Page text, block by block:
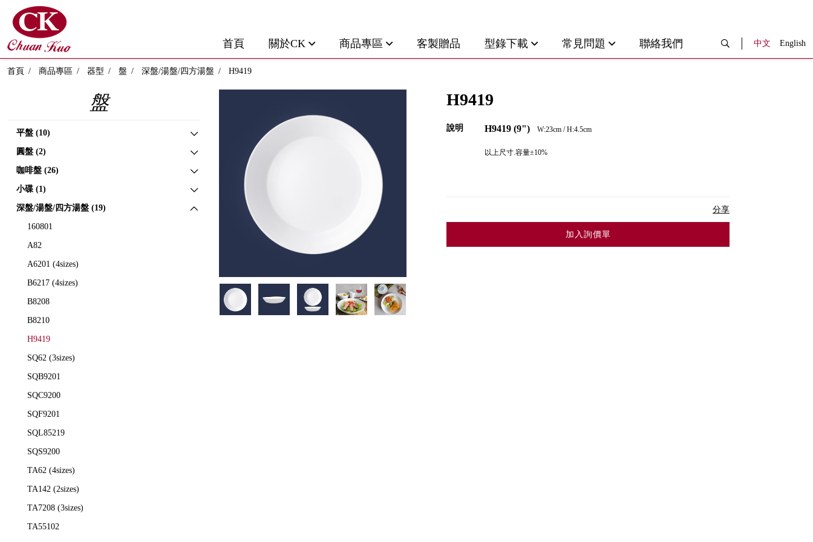
首頁 關於CK 商品專區 客製贈品 型錄下載 常見問題 聯絡我們 中文 English
首頁 商品專區 器型 盤 深盤/湯盤/四方湯盤 H9419
盤
平盤 (10)
圓盤 (2)
咖啡盤 (26)
小碟 (1)
深盤/湯盤/四方湯盤 (19)
160801
A82
A6201 (4sizes)
B6217 (4sizes)
B8208
B8210
H9419
SQ62 (3sizes)
SQB9201
SQC9200
SQF9201
SQL85219
SQS9200
TA62 (4sizes)
TA142 (2sizes)
TA7208 (3sizes)
TA55102
H9419
說明 H9419 (9") W:23cm / H:4.5cm
以上尺寸.容量±10%
分享
加入詢價單